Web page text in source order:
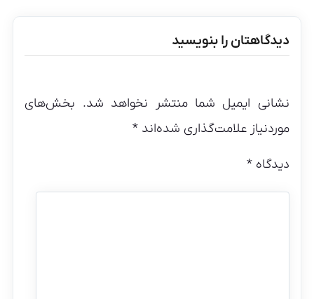
دیدگاهتان را بنویسید
نشانی ایمیل شما منتشر نخواهد شد. بخش‌های
موردنیاز علامت‌گذاری شده‌اند*
دیدگاه*